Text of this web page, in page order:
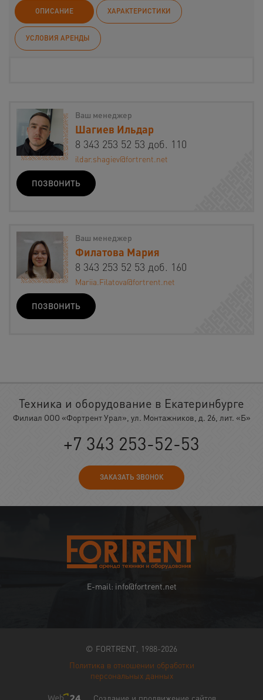
ОПИСАНИЕ ХАРАКТЕРИСТИКИ
УСЛОВИЯ АРЕНДЫ
Ваш менеджер
Шагиев Ильдар
8 343 253 52 53 доб. 110
ildar.shagiev@fortrent.net
ПОЗВОНИТЬ
Ваш менеджер
Филатова Мария
8 343 253 52 53 доб. 160
Mariia.Filatova@fortrent.net
ПОЗВОНИТЬ
Техника и оборудование в Екатеринбурге
Филиал ООО «Фортрент Урал», ул. Монтажников, д. 26, лит. «Б»
+7 343 253-52-53
ЗАКАЗАТЬ ЗВОНОК
E-mail: info@fortrent.net
© FORTRENT, 1988-2026
Политика в отношении обработки
персональных данных
Создание и продвижение сайтов